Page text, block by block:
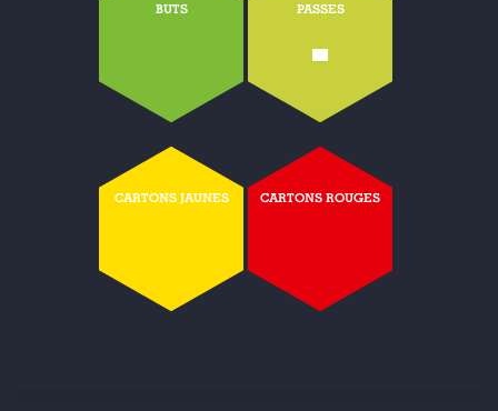
BUTS PASSES
-
CARTONS JAUNES CARTONS ROUGES